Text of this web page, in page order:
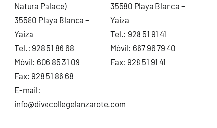
Natura Palace)
35580 Playa Blanca –
Yaiza
Tel.: 928 51 86 68
Móvil: 606 85 31 09
Fax: 928 51 86 68
E-mail:
info@divecollegelanzarote.com
35580 Playa Blanca –
Yaiza
Tel.: 928 51 91 41
Móvil: 667 96 79 40
Fax: 928 51 91 41